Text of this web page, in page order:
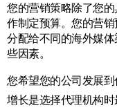
您的营销策略除了您
作制定预算。您的营
分配给不同的海外媒
些因素。
您希望您的公司发展
增长是选择代理机构